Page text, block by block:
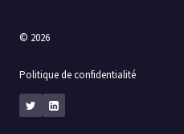
© 2026
Politique de confidentialité